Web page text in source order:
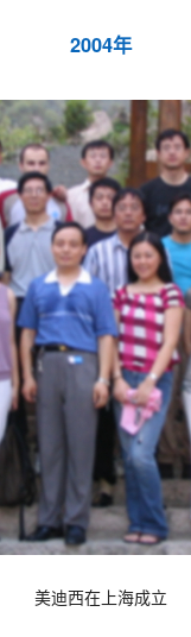
2004年
美迪西在上海成立